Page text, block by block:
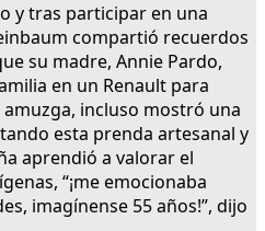
y tras participar en una
compartió recuerdos
su madre, Annie Pardo,
en un Renault para
incluso mostró una
esta prenda artesanal y
aprendió a valorar el
“¡me emocionaba
imagínense 55 años!”, dijo